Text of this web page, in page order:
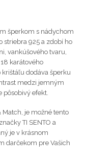
šperkom s nádychom
striebra 925 a zdobí ho
vankúšového tvaru,
karátového
dodáva šperku
medzi jemným
efekt.
je možné tento
TI SENTO a
je v krásnom
darčekom pre Vašich